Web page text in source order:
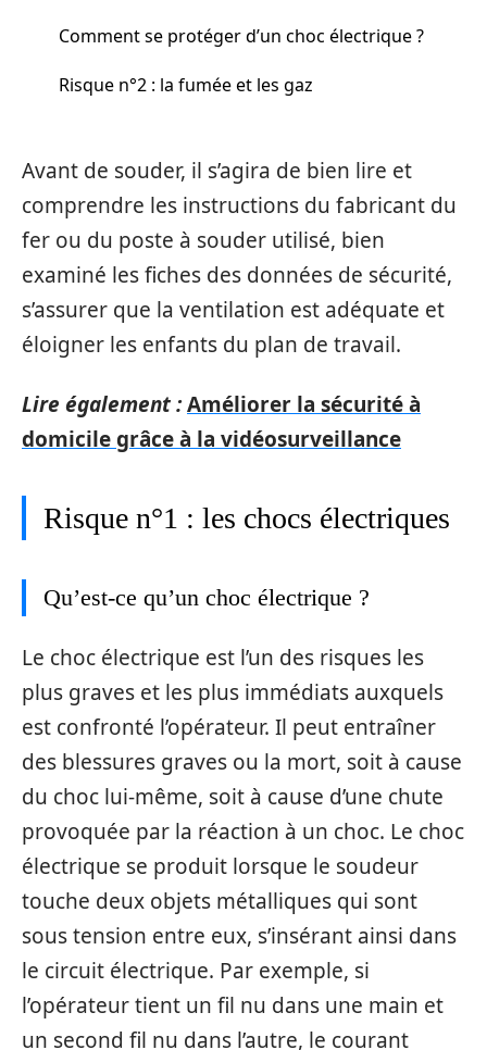
Comment se protéger d’un choc électrique ?
Risque n°2 : la fumée et les gaz
Avant de souder, il s’agira de bien lire et
comprendre les instructions du fabricant du
fer ou du poste à souder utilisé, bien
examiné les fiches des données de sécurité,
s’assurer que la ventilation est adéquate et
éloigner les enfants du plan de travail.
Lire également :Améliorer la sécurité à
domicile grâce à la vidéosurveillance
Risque n°1 : les chocs électriques
Qu’est-ce qu’un choc électrique ?
Le choc électrique est l’un des risques les
plus graves et les plus immédiats auxquels
est confronté l’opérateur. Il peut entraîner
des blessures graves ou la mort, soit à cause
du choc lui-même, soit à cause d’une chute
provoquée par la réaction à un choc. Le choc
électrique se produit lorsque le soudeur
touche deux objets métalliques qui sont
sous tension entre eux, s’insérant ainsi dans
le circuit électrique. Par exemple, si
l’opérateur tient un fil nu dans une main et
un second fil nu dans l’autre, le courant